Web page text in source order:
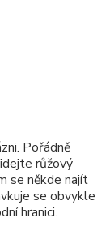
Pořádně
růžový
se někde najít
se obvykle
hranici.